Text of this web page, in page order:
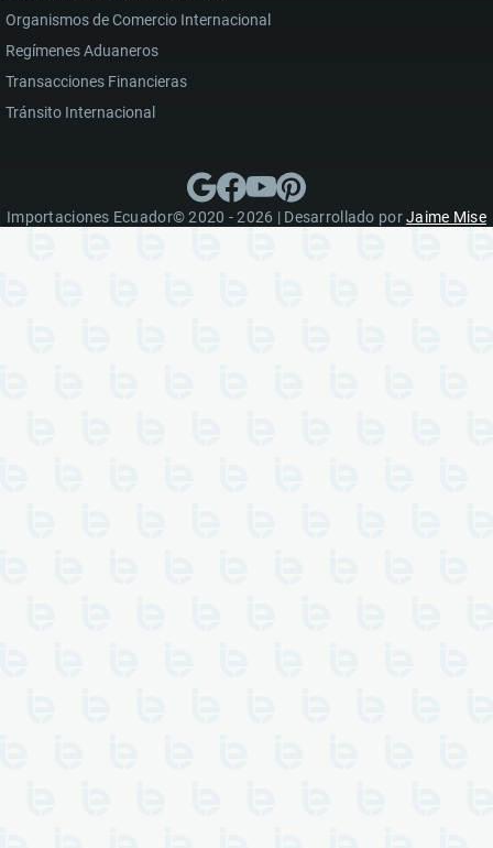
Organismos de Comercio Internacional
Regímenes Aduaneros
Transacciones Financieras
Tránsito Internacional
Importaciones Ecuador© 2020 - 2026 | Desarrollado porJaime Mise